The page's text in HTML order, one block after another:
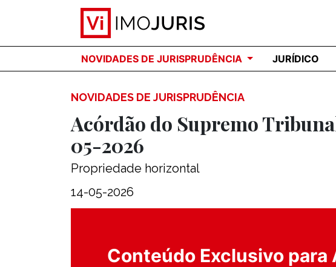
NOVIDADES DE JURISPRUDÊNCIA JURÍDICO
NOVIDADES DE JURISPRUDÊNCIA
Acórdão do Supremo
05-2026
Propriedade horizontal
14-05-2026
Conteúdo Exclusivo para